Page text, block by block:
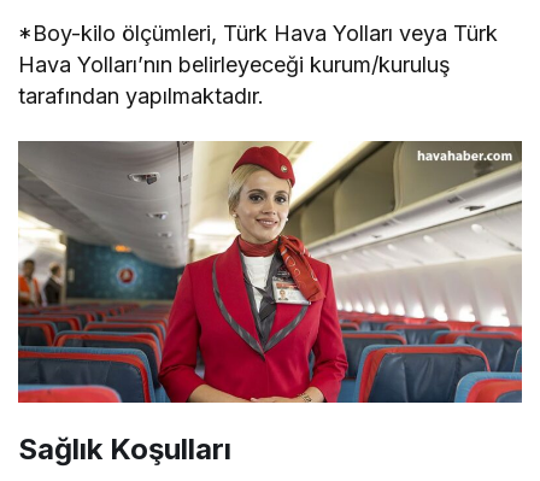
*Boy-kilo ölçümleri, Türk Hava Yolları veya Türk
Hava Yolları’nın belirleyeceği kurum/kuruluş
tarafından yapılmaktadır.
Sağlık Koşulları